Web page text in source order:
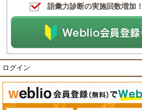
語彙力診断の実施回数増加！
ログイン